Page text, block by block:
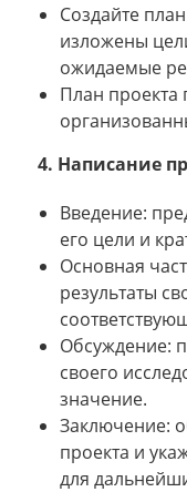
Создайте
изложены
ожидаемые
План проекта
4. Написание
Введение:
его цели и
Основная
результаты
Обсуждение:
своего
значение.
Заключение:
проекта и
для